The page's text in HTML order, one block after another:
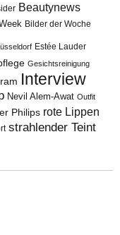
Beautynews
Bilder der Woche
Estée Lauder
Gesichtsreinigung
Interview
Nevil Alem-Awat Outfit
Philips rote Lippen
strahlender Teint